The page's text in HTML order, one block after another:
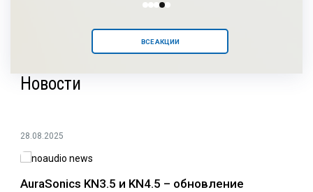
ВСЕ АКЦИИ
Новости
28.08.2025
AuraSonics KN3.5 и KN4.5 – обновление